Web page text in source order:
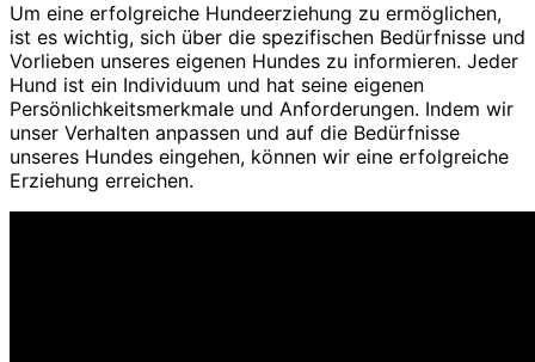
Um eine erfolgreiche Hundeerziehung zu ermöglichen,
ist es wichtig, sich über die spezifischen Bedürfnisse und
Vorlieben unseres eigenen Hundes zu informieren. Jeder
Hund ist ein Individuum und hat seine eigenen
Persönlichkeitsmerkmale und Anforderungen. Indem wir
unser Verhalten anpassen und auf die Bedürfnisse
unseres Hundes eingehen, können wir eine erfolgreiche
Erziehung erreichen.